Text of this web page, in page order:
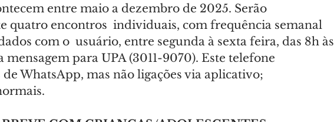
entre maio a dezembro de 2025. Serão
quatro encontros  individuais, com frequência semanal
com o  usuário, entre segunda à sexta feira, das 8h às
mensagem para UPA (3011-9070). Este telefone
de WhatsApp, mas não ligações via aplicativo;